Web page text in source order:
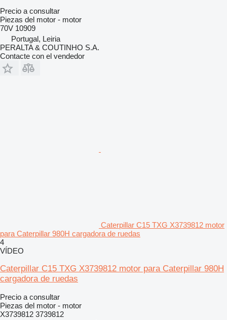
Precio a consultar
Piezas del motor - motor
70V 10909
Portugal, Leiria
PERALTA & COUTINHO S.A.
Contacte con el vendedor
Caterpillar C15 TXG X3739812 motor
para Caterpillar 980H cargadora de ruedas
4
VÍDEO
Caterpillar C15 TXG X3739812 motor para Caterpillar 980H
cargadora de ruedas
Precio a consultar
Piezas del motor - motor
X3739812 3739812